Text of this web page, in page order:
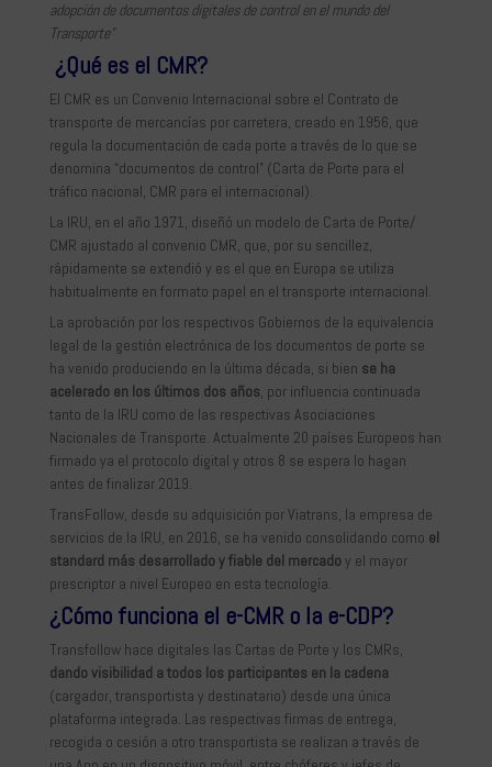
adopción de documentos digitales de control en el mundo del
Transporte”
¿Qué es el CMR?
El CMR es un Convenio Internacional sobre el Contrato de
transporte de mercancías por carretera, creado en 1956, que
regula la documentación de cada porte a través de lo que se
denomina “documentos de control” (Carta de Porte para el
tráfico nacional, CMR para el internacional).
La IRU, en el año 1971, diseñó un modelo de Carta de Porte/
CMR ajustado al convenio CMR, que, por su sencillez,
rápidamente se extendió y es el que en Europa se utiliza
habitualmente en formato papel en el transporte internacional.
La aprobación por los respectivos Gobiernos de la equivalencia
legal de la gestión electrónica de los documentos de porte se
ha venido produciendo en la última década, si bien se ha
acelerado en los últimos dos años, por influencia continuada
tanto de la IRU como de las respectivas Asociaciones
Nacionales de Transporte. Actualmente 20 países Europeos han
firmado ya el protocolo digital y otros 8 se espera lo hagan
antes de finalizar 2019.
TransFollow, desde su adquisición por Viatrans, la empresa de
servicios de la IRU, en 2016, se ha venido consolidando como el
standard más desarrollado y fiable del mercado y el mayor
prescriptor a nivel Europeo en esta tecnología.
¿Cómo funciona el e-CMR o la e-CDP?
Transfollow hace digitales las Cartas de Porte y los CMRs,
dando visibilidad a todos los participantes en la cadena
(cargador, transportista y destinatario) desde una única
plataforma integrada. Las respectivas firmas de entrega,
recogida o cesión a otro transportista se realizan a través de